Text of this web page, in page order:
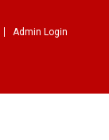
Admin Login